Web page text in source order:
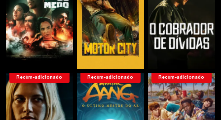
Recém-adicionado Recém-adicionado Recém-adicionado